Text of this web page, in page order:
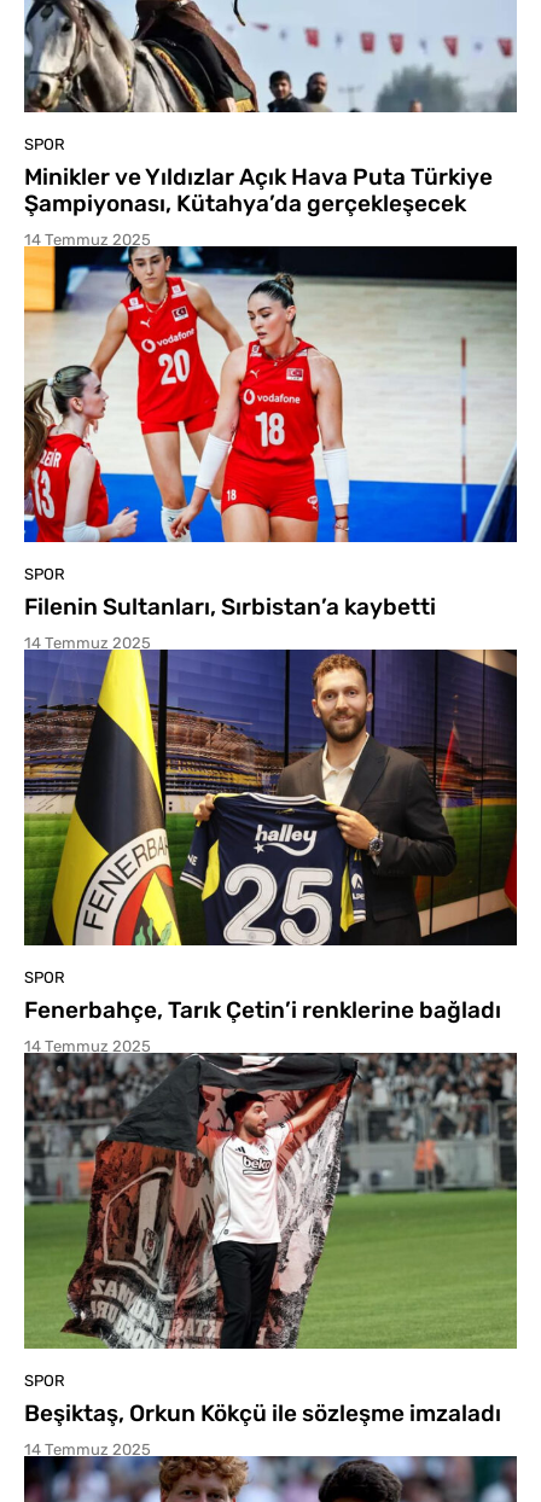
SPOR
Minikler ve Yıldızlar Açık Hava Puta Türkiye
Şampiyonası, Kütahya’da gerçekleşecek
14 Temmuz 2025
SPOR
Filenin Sultanları, Sırbistan’a kaybetti
14 Temmuz 2025
SPOR
Fenerbahçe, Tarık Çetin’i renklerine bağladı
14 Temmuz 2025
SPOR
Beşiktaş, Orkun Kökçü ile sözleşme imzaladı
14 Temmuz 2025